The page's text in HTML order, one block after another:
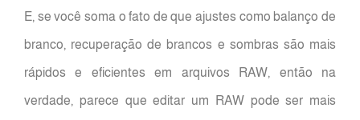
E, se você soma o fato de que ajustes como balanço de
branco, recuperação de brancos e sombras são mais
rápidos e eficientes em arquivos RAW, então na
verdade, parece que editar um RAW pode ser mais